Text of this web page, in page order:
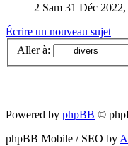
2 Sam 31 Déc
Écrire un nouveau sujet
Aller à:
Powered by phpBB ©
phpBB Mobile / SEO by